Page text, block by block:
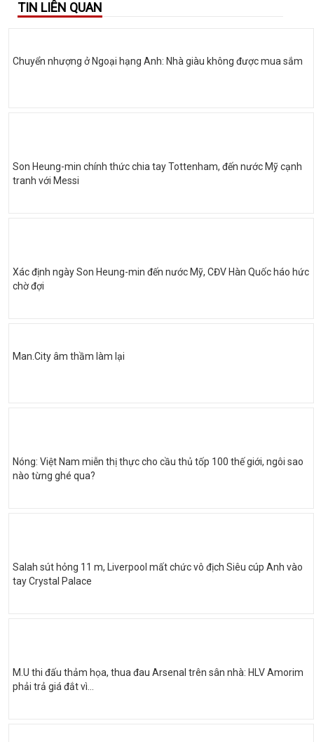
TIN LIÊN QUAN
Chuyển nhượng ở Ngoại hạng Anh: Nhà giàu không được mua sắm
Son Heung-min chính thức chia tay Tottenham, đến nước Mỹ cạnh
tranh với Messi
Xác định ngày Son Heung-min đến nước Mỹ, CĐV Hàn Quốc háo hức
chờ đợi
Man.City âm thầm làm lại
Nóng: Việt Nam miễn thị thực cho cầu thủ tốp 100 thế giới, ngôi sao
nào từng ghé qua?
Salah sút hỏng 11 m, Liverpool mất chức vô địch Siêu cúp Anh vào
tay Crystal Palace
M.U thi đấu thảm họa, thua đau Arsenal trên sân nhà: HLV Amorim
phải trả giá đắt vì…